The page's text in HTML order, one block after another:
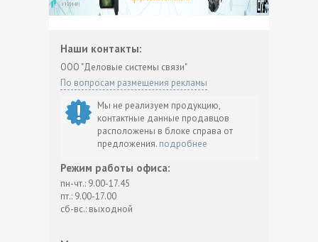
Наши контакты:
ООО "Деловые системы связи"
По вопросам размещения рекламы
Мы не реализуем продукцию,
контактные данные продавцов
расположены в блоке справа от
предложения. подробнее
Режим работы офиса:
пн-чт.: 9.00-17.45
пт.: 9.00-17.00
сб-вс.: выходной